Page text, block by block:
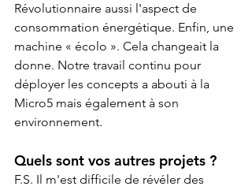
Révolutionnaire aussi l'aspect de
consommation énergétique. Enfin, une
machine « écolo ». Cela changeait la
donne. Notre travail continu pour
déployer les concepts a abouti à la
Micro5 mais également à son
environnement.
Quels sont vos autres projets ?
F.S. Il m'est difficile de révéler des